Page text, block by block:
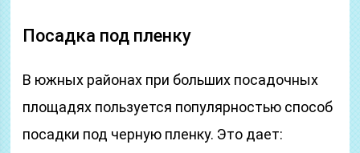
Посадка под пленку
В южных районах при больших посадочных
площадях пользуется популярностью способ
посадки под черную пленку. Это дает: